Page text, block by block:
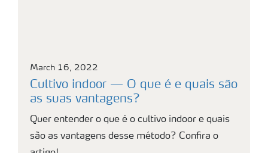
March 16, 2022
Cultivo indoor — O que é e quais são
as suas vantagens?
Quer entender o que é o cultivo indoor e quais
são as vantagens desse método? Confira o